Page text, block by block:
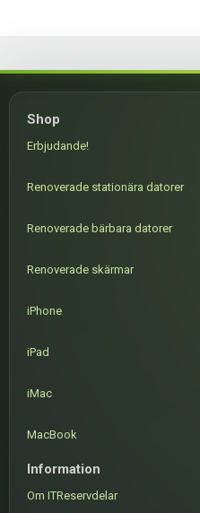
Shop
Erbjudande!
Renoverade stationära datorer
Renoverade bärbara datorer
Renoverade skärmar
iPhone
iPad
iMac
MacBook
Information
Om ITReservdelar